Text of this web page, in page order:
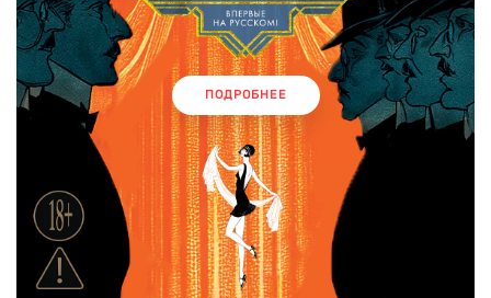
ПОДРОБНЕЕ